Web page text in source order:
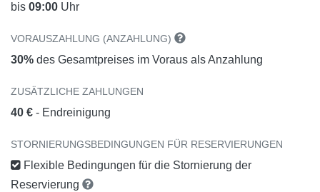
bis 09:00 Uhr
VORAUSZAHLUNG (ANZAHLUNG)
30% des Gesamtpreises im Voraus als Anzahlung
ZUSÄTZLICHE ZAHLUNGEN
40 € - Endreinigung
STORNIERUNGSBEDINGUNGEN FÜR RESERVIERUNGEN
Flexible Bedingungen für die Stornierung der
Reservierung